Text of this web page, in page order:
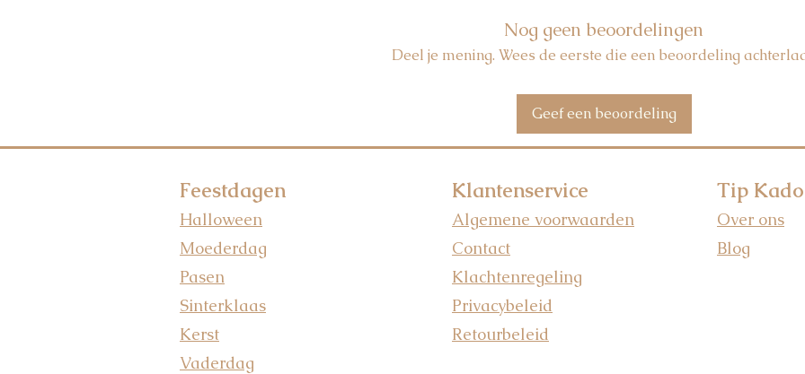
Nog geen beoordelingen
Deel je mening. Wees de eerste die een beoordeling
Geef een beoordeling
Feestdagen
Halloween
Moederdag
Pasen
Sinterklaas
Kerst
Vaderdag
Klantenservice
Algemene voorwaarden
Contact
Klachtenregeling
Privacybeleid
Retourbeleid
Tip Kado
Over ons
Blog